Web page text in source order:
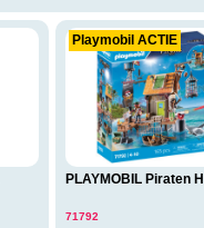
Playmobil ACTIE
PLAYMOBIL Piraten
71792